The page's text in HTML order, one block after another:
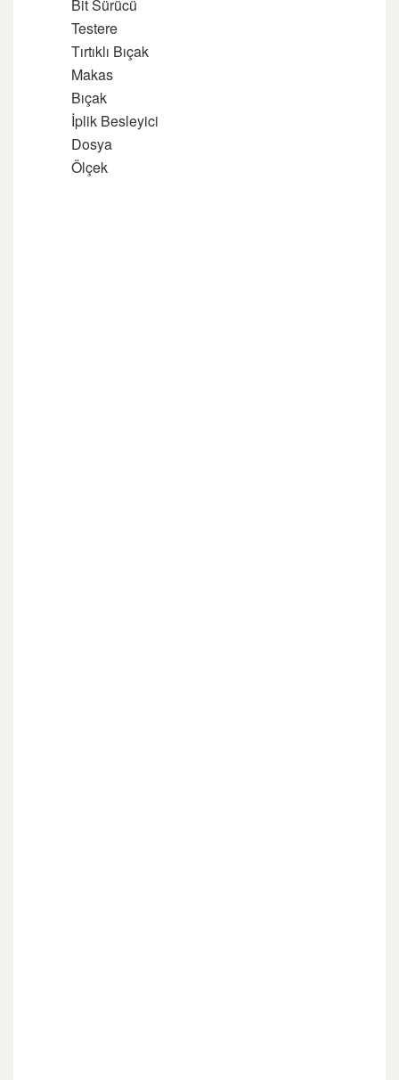
Bit Sürücü
Testere
Tırtıklı Bıçak
Makas
Bıçak
İplik Besleyici
Dosya
Ölçek